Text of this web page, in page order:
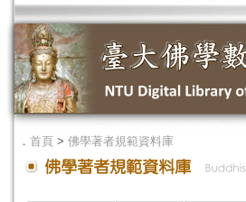
． 首頁 > 佛學著者規範資料庫